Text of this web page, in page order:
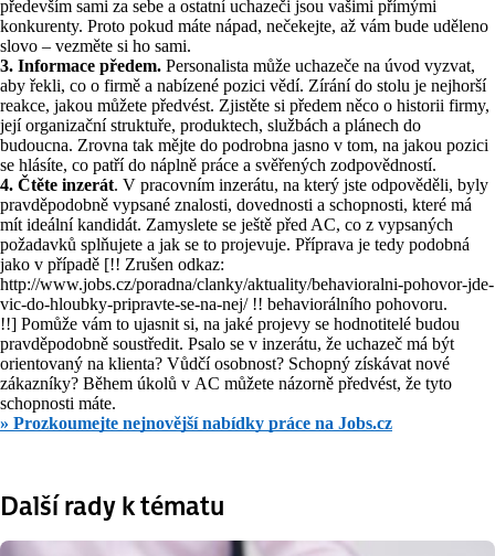
především sami za sebe a ostatní uchazeči jsou vašimi přímými
konkurenty. Proto pokud máte nápad, nečekejte, až vám bude uděleno
slovo – vezměte si ho sami.
3. Informace předem. Personalista může uchazeče na úvod vyzvat,
aby řekli, co o firmě a nabízené pozici vědí. Zírání do stolu je nejhorší
reakce, jakou můžete předvést. Zjistěte si předem něco o historii firmy,
její organizační struktuře, produktech, službách a plánech do
budoucna. Zrovna tak mějte do podrobna jasno v tom, na jakou pozici
se hlásíte, co patří do náplně práce a svěřených zodpovědností.
4. Čtěte inzerát. V pracovním inzerátu, na který jste odpověděli, byly
pravděpodobně vypsané znalosti, dovednosti a schopnosti, které má
mít ideální kandidát. Zamyslete se ještě před AC, co z vypsaných
požadavků splňujete a jak se to projevuje. Příprava je tedy podobná
jako v případě [!! Zrušen odkaz:
http://www.jobs.cz/poradna/clanky/aktuality/behavioralni-pohovor-jde-
vic-do-hloubky-pripravte-se-na-nej/ !! behaviorálního pohovoru.
!!] Pomůže vám to ujasnit si, na jaké projevy se hodnotitelé budou
pravděpodobně soustředit. Psalo se v inzerátu, že uchazeč má být
orientovaný na klienta? Vůdčí osobnost? Schopný získávat nové
zákazníky? Během úkolů v AC můžete názorně předvést, že tyto
schopnosti máte.
» Prozkoumejte nejnovější nabídky práce na Jobs.cz
Další rady k tématu